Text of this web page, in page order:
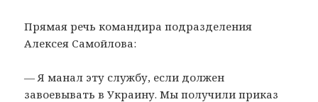
Прямая речь командира подразделения
Алексея Самойлова:
— Я манал эту службу, если должен
завоевывать в Украину. Мы получили приказ